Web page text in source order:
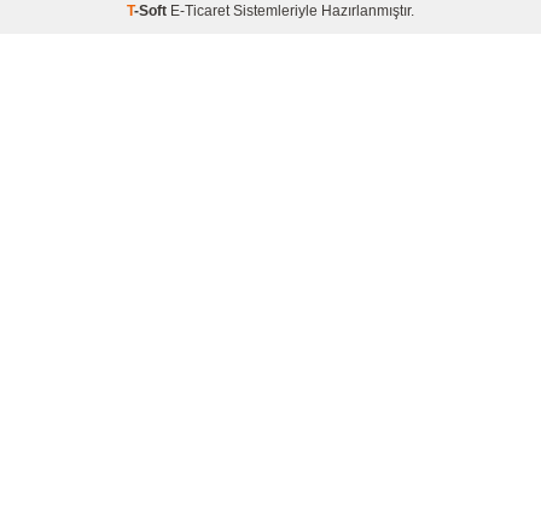
T-Soft E-Ticaret Sistemleriyle Hazırlanmıştır.